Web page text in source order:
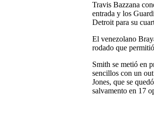
Travis Bazzana
entrada y los
Detroit para su
El venezolano
rodado que
Smith se metió en
sencillos con un
Jones, que se
salvamento en 17